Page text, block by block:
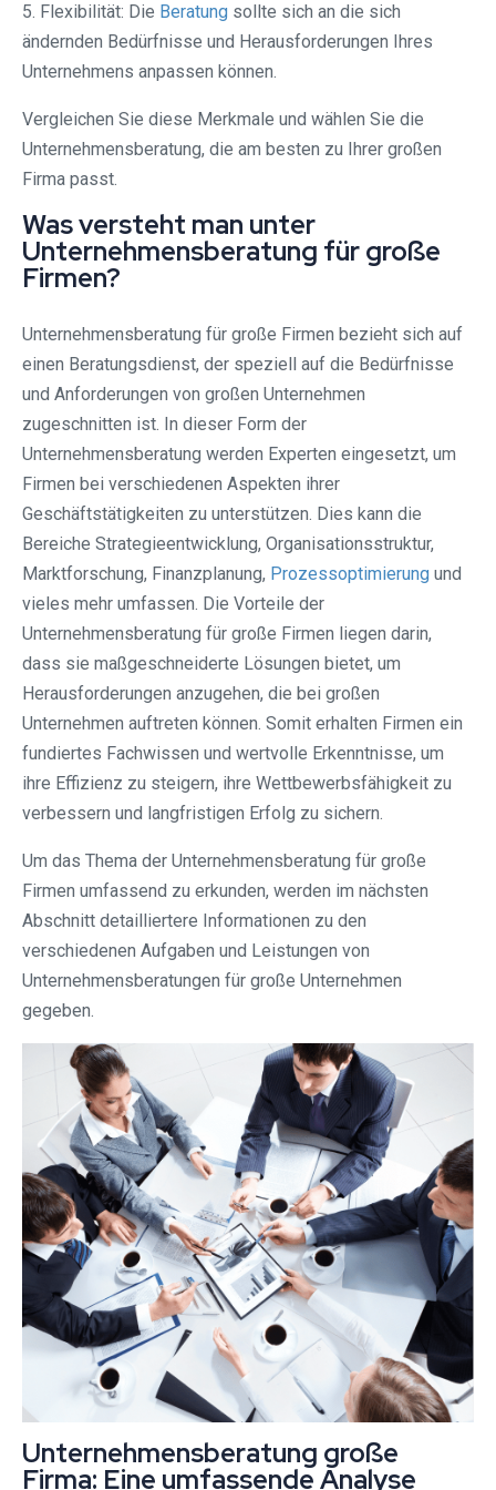
5. Flexibilität: Die Beratung sollte sich an die sich
ändernden Bedürfnisse und Herausforderungen Ihres
Unternehmens anpassen können.
Vergleichen Sie diese Merkmale und wählen Sie die
Unternehmensberatung, die am besten zu Ihrer großen
Firma passt.
Was versteht man unter
Unternehmensberatung für große
Firmen?
Unternehmensberatung für große Firmen bezieht sich auf
einen Beratungsdienst, der speziell auf die Bedürfnisse
und Anforderungen von großen Unternehmen
zugeschnitten ist. In dieser Form der
Unternehmensberatung werden Experten eingesetzt, um
Firmen bei verschiedenen Aspekten ihrer
Geschäftstätigkeiten zu unterstützen. Dies kann die
Bereiche Strategieentwicklung, Organisationsstruktur,
Marktforschung, Finanzplanung, Prozessoptimierung und
vieles mehr umfassen. Die Vorteile der
Unternehmensberatung für große Firmen liegen darin,
dass sie maßgeschneiderte Lösungen bietet, um
Herausforderungen anzugehen, die bei großen
Unternehmen auftreten können. Somit erhalten Firmen ein
fundiertes Fachwissen und wertvolle Erkenntnisse, um
ihre Effizienz zu steigern, ihre Wettbewerbsfähigkeit zu
verbessern und langfristigen Erfolg zu sichern.
Um das Thema der Unternehmensberatung für große
Firmen umfassend zu erkunden, werden im nächsten
Abschnitt detailliertere Informationen zu den
verschiedenen Aufgaben und Leistungen von
Unternehmensberatungen für große Unternehmen
gegeben.
Unternehmensberatung große
Firma: Eine umfassende Analyse